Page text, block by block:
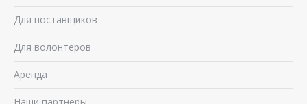
Для поставщиков
Для волонтёров
Аренда